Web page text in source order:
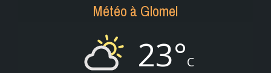
Météo à Glomel
23°C